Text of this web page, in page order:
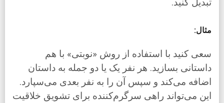
مثال:
سعی کنید با استفاده از روش «نوبتی» با هم
داستانی بسازید. هر نفر یک یا دو جمله به داستان
اضافه می‌کند و سپس آن را به نفر بعدی می‌سپارد.
این می‌تواند راهی سرگرم‌کننده برای تشویق خلاقیت